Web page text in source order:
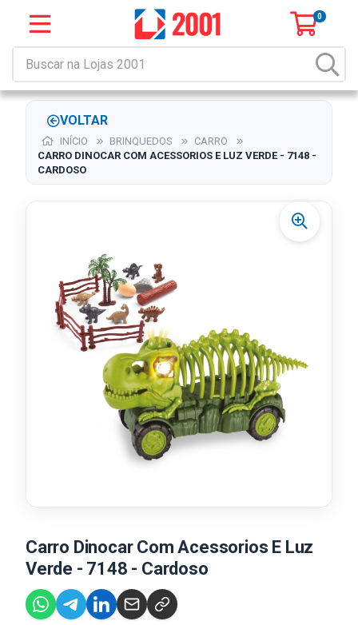
0
VOLTAR
INÍCIO BRINQUEDOS
CARRO
CARRO DINOCAR COM ACESSORIOS E LUZ VERDE - 7148 -
CARDOSO
Carro Dinocar Com Acessorios E Luz
Verde - 7148 - Cardoso